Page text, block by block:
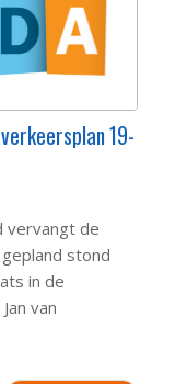
19-
vervangt de
stond
in de
van